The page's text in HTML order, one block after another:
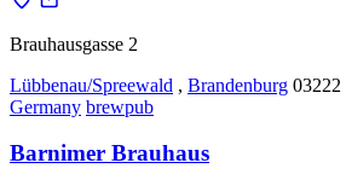
Brauhausgasse 2
Lübbenau/Spreewald , Brandenburg 03222
Germany brewpub
Barnimer Brauhaus